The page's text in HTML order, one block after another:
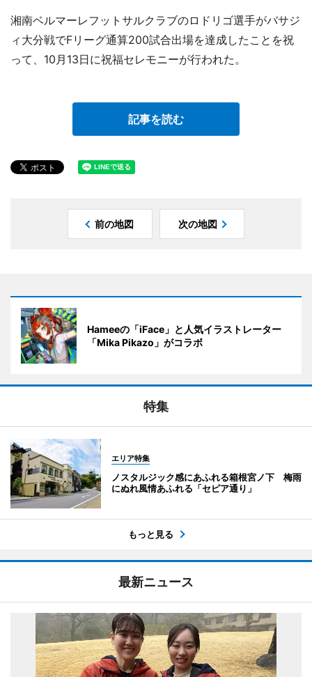
湘南ベルマーレフットサルクラブのロドリゴ選手がバサジ
ィ大分戦でFリーグ通算200試合出場を達成したことを祝
って、10月13日に祝福セレモニーが行われた。
記事を読む
前の地図 次の地図
Hameeの「iFace」と人気イラストレーター
「Mika Pikazo」がコラボ
特集
エリア特集
ノスタルジック感にあふれる箱根宮ノ下 梅雨
にぬれ風情あふれる「セピア通り」
もっと見る
最新ニュース